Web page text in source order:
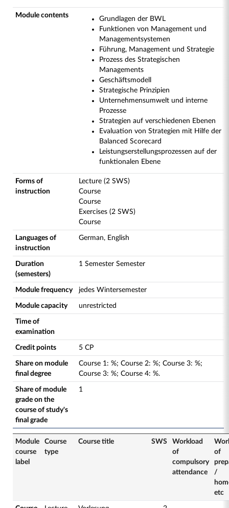
Module contents
Grundlagen der BWL
Funktionen von Management und
Managementsystemen
Führung, Management und Strategie
Prozess des Strategischen
Managements
Geschäftsmodell
Strategische Prinzipien
Unternehmensumwelt und interne
Prozesse
Strategien auf verschiedenen Ebenen
Evaluation von Strategien mit Hilfe der
Balanced Scorecard
Leistungserstellungsprozessen auf der
funktionalen Ebene
Forms of
instruction
Lecture (2 SWS)
Course
Course
Exercises (2 SWS)
Course
Languages of
instruction
German, English
Duration
(semesters)
1 Semester Semester
Module frequency jedes Wintersemester
Module capacity unrestricted
Time of
examination
Credit points 5 CP
Share on module
final degree
Course 1: %; Course 2: %; Course 3: %;
Course 3: %; Course 4: %.
Share of module
grade on the
course of study's
final grade
1
Module
course
label
Course
type
Course title SWS
Workload
of
compulsory
attendance
of
/
etc